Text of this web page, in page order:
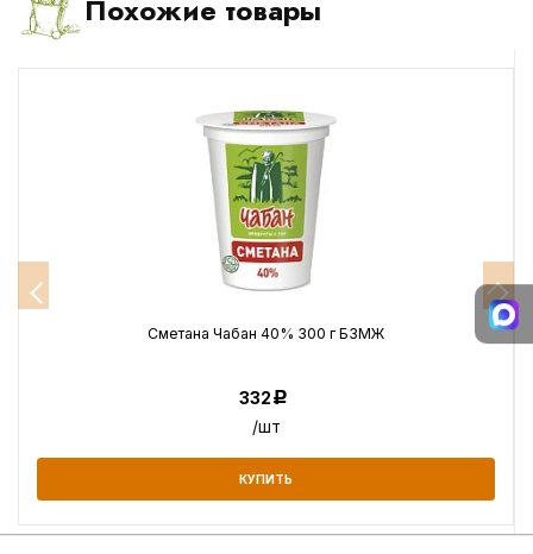
Похожие товары
Сметана Чабан 40% 300 г БЗМЖ
332Р
/шт
КУПИТЬ